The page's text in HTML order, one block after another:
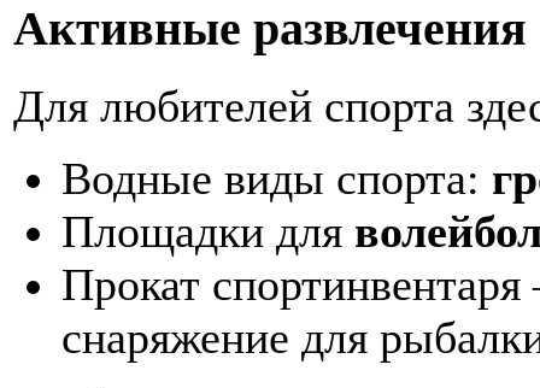
Активные развлечения
Для любителей спорта
Водные виды спорта:
Площадки для
Прокат
снаряжение для